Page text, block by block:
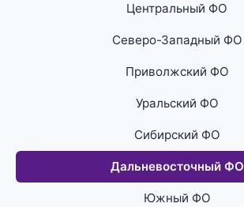
Центральный ФО
Северо-Западный ФО
Приволжский ФО
Уральский ФО
Сибирский ФО
Дальневосточный ФО
Южный ФО